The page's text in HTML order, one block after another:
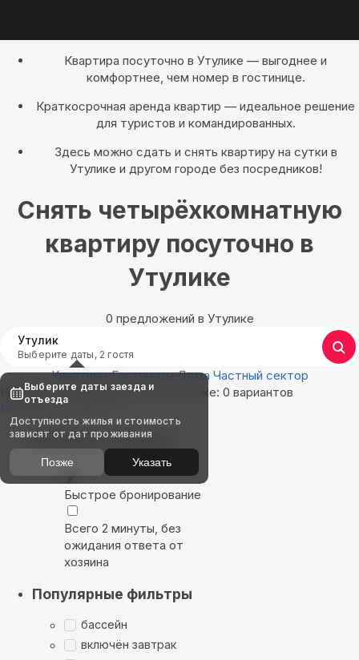
Квартира посуточно в Утулике — выгоднее и
комфортнее, чем номер в гостинице.
Краткосрочная аренда квартир — идеальное решение
для туристов и командированных.
Здесь можно сдать и снять квартиру на сутки в
Утулике и другом городе без посредников!
Снять четырёхкомнатную
квартиру посуточно в
Утулике
0 предложений в Утулике
Утулик
Выберите даты, 2 гостя
Квартиры Гостиницы Дома Частный сектор
Найдём, где остановиться в Утулике: 0 вариантов
Показать на карте
Выбирайте лучшее
Быстрое бронирование
Всего 2 минуты, без
ожидания ответа от
хозяина
Популярные фильтры
бассейн
включён завтрак
Выберите даты заезда и
отъезда
Доступность жилья и стоимость
зависят от дат проживания
Позже Указать